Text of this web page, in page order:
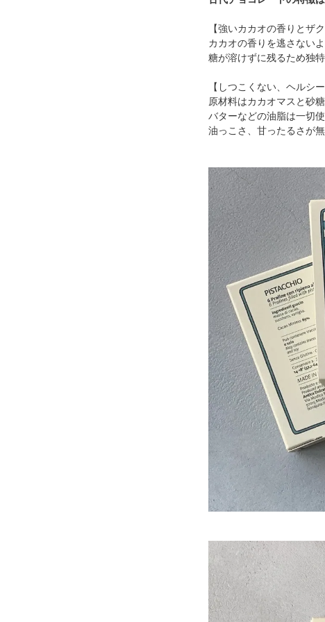
【強いカカオの香りとザ
カカオの香りを逃さない
糖が溶けずに残るため独
【しつこくない、ヘルシ
原材料はカカオマスと砂
バターなどの油脂は一切
油っこさ、甘ったるさが